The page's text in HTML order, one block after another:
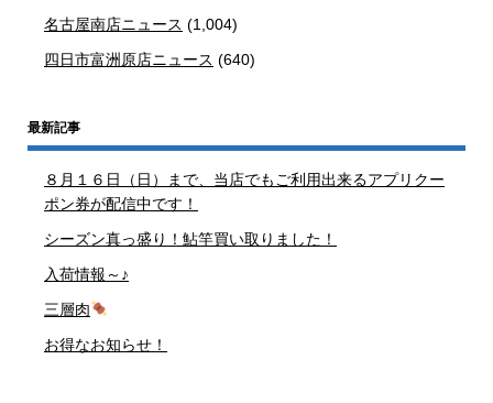
名古屋南店ニュース (1,004)
四日市富洲原店ニュース (640)
最新記事
８月１６日（日）まで、当店でもご利用出来るアプリクー
ポン券が配信中です！
シーズン真っ盛り！鮎竿買い取りました！
入荷情報～♪
三層肉
お得なお知らせ！